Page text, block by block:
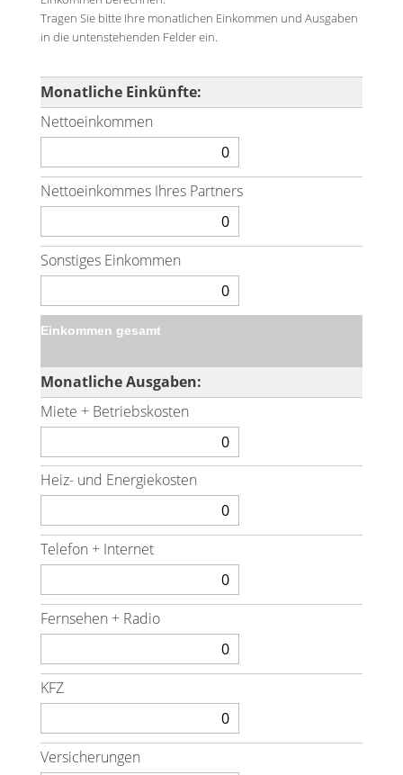
Tragen Sie bitte Ihre monatlichen Einkommen und Ausgaben
in die untenstehenden Felder ein.
Monatliche Einkünfte:
Nettoeinkommen
Nettoeinkommes Ihres Partners
Sonstiges Einkommen
Einkommen gesamt
Monatliche Ausgaben:
Miete + Betriebskosten
Heiz- und Energiekosten
Telefon + Internet
Fernsehen + Radio
KFZ
Versicherungen